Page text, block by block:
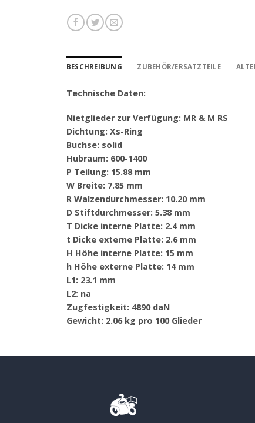
BESCHREIBUNG ZUBEHÖR/ERSATZTEILE
Technische Daten:
Nietglieder zur Verfügung: MR & M RS
Dichtung: Xs-Ring
Buchse: solid
Hubraum: 600-1400
P Teilung: 15.88 mm
W Breite: 7.85 mm
R Walzendurchmesser: 10.20 mm
D Stiftdurchmesser: 5.38 mm
T Dicke interne Platte: 2.4 mm
t Dicke externe Platte: 2.6 mm
H Höhe interne Platte: 15 mm
h Höhe externe Platte: 14 mm
L1: 23.1 mm
L2: na
Zugfestigkeit: 4890 daN
Gewicht: 2.06 kg pro 100 Glieder